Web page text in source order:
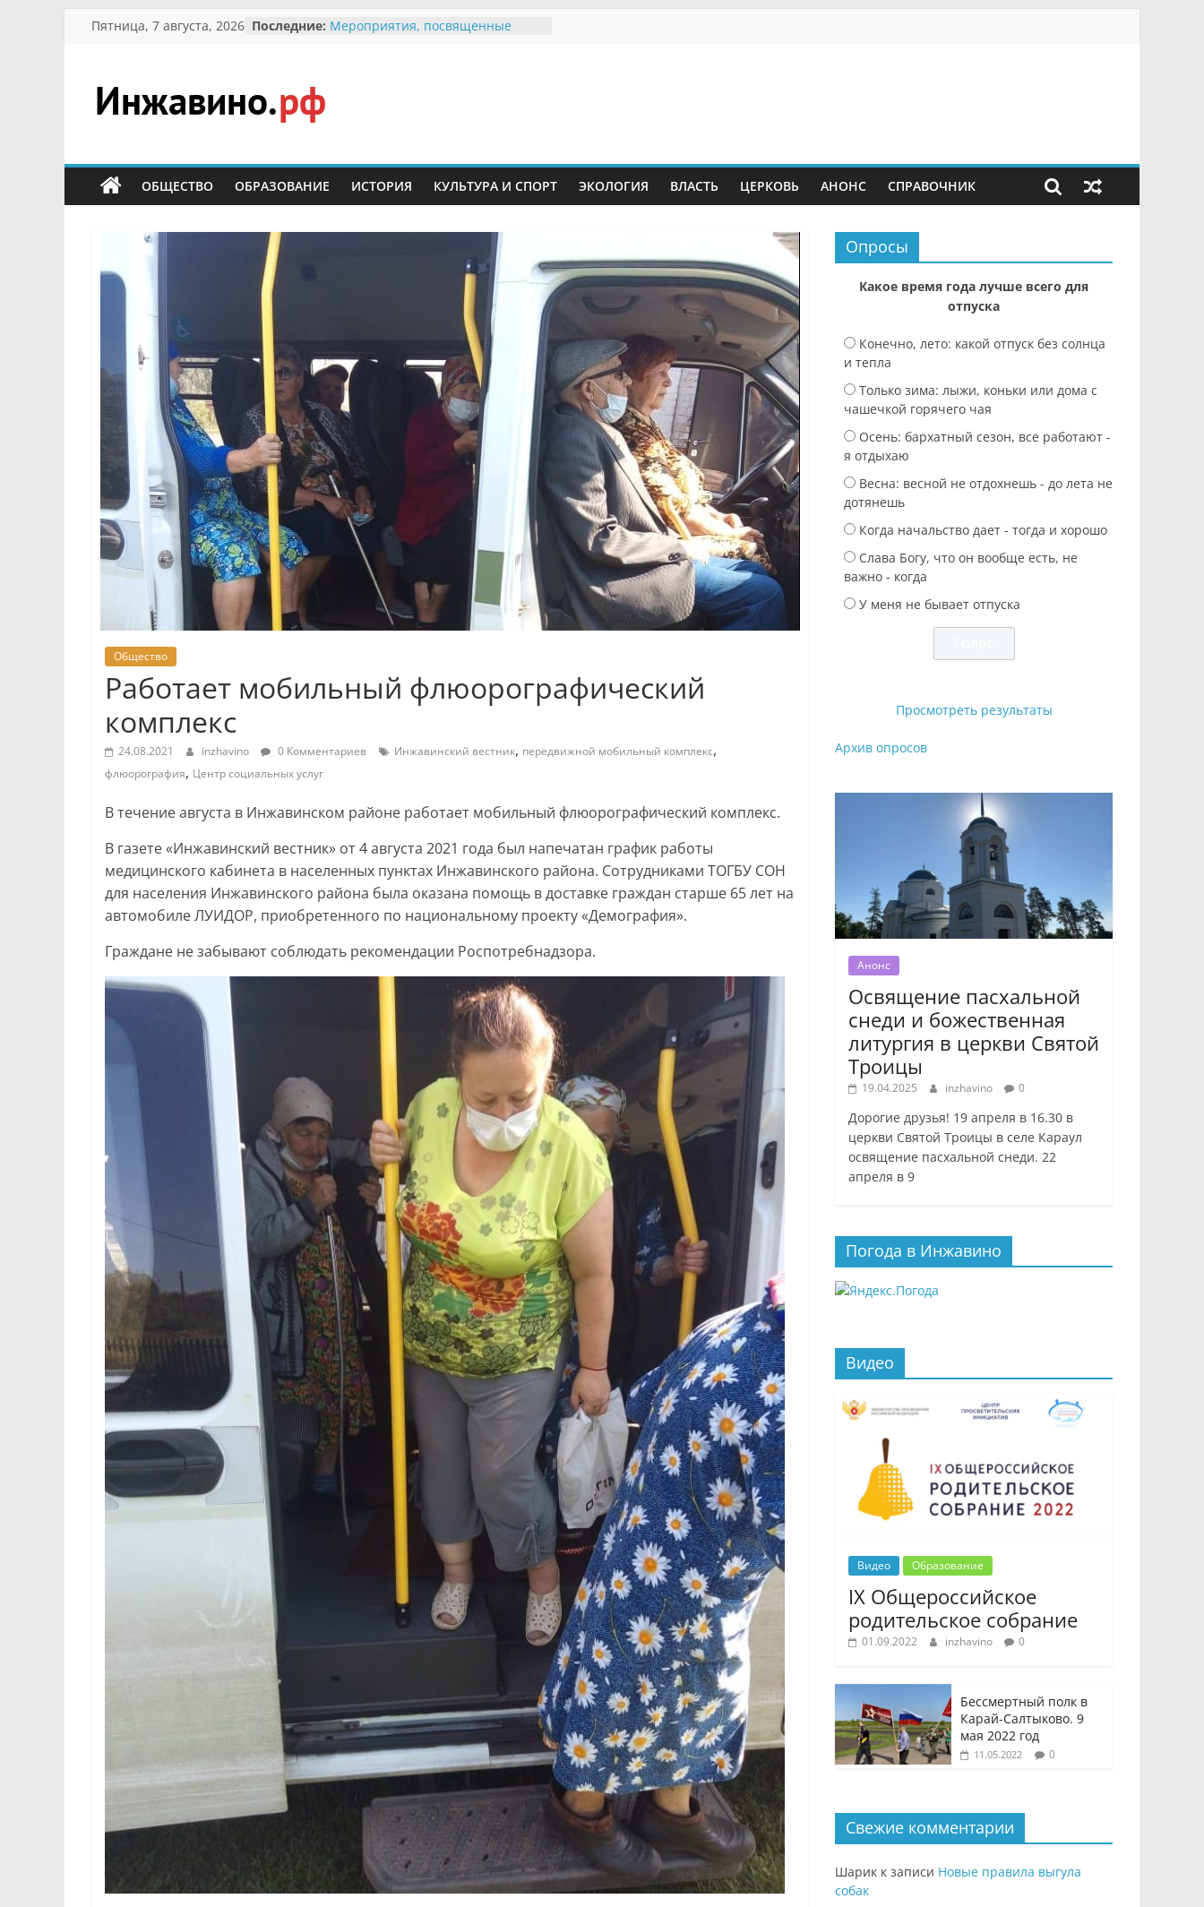
Перейти
Пятница, 7 августа, 2026 Последние: Мероприятия, посвященные
Безопасность в сети Интернет
Ученики приняли участие в
мероприятии «Сохраним
заповедника родились крапчатые
Инжавино.рф
сельский
портал
ОБЩЕСТВО ОБРАЗОВАНИЕ ИСТОРИЯ КУЛЬТУРА И СПОРТ ЭКОЛОГИЯ ВЛАСТЬ ЦЕРКОВЬ АНОНС СПРАВОЧНИК
Общество
Работает мобильный флюорографический
комплекс
24.08.2021 inzhavino 0 Комментариев Инжавинский вестник, передвижной мобильный комплекс,
флюорография, Центр социальных услуг
В течение августа в Инжавинском районе работает мобильный флюорографический комплекс.
В газете «Инжавинский вестник» от 4 августа 2021 года был напечатан график работы
медицинского кабинета в населенных пунктах Инжавинского района. Сотрудниками ТОГБУ СОН
для населения Инжавинского района была оказана помощь в доставке граждан старше 65 лет на
автомобиле ЛУИДОР, приобретенного по национальному проекту «Демография».
Граждане не забывают соблюдать рекомендации Роспотребнадзора.
Опросы
Какое время года лучше всего для
отпуска
Конечно, лето: какой отпуск без солнца
и тепла
Только зима: лыжи, коньки или дома с
чашечкой горячего чая
Осень: бархатный сезон, все работают -
я отдыхаю
Весна: весной не отдохнешь - до лета не
дотянешь
Когда начальство дает - тогда и хорошо
Слава Богу, что он вообще есть, не
важно - когда
У меня не бывает отпуска
Просмотреть результаты
Архив опросов
Анонс
Освящение пасхальной
снеди и божественная
литургия в церкви Святой
Троицы
19.04.2025 inzhavino 0
Дорогие друзья! 19 апреля в 16.30 в
церкви Святой Троицы в селе Караул
освящение пасхальной снеди. 22
апреля в 9
Погода в Инжавино
Видео
Видео Образование
IX Общероссийское
родительское собрание
01.09.2022 inzhavino 0
Бессмертный полк в
Карай-Салтыково. 9
мая 2022 год
11.05.2022 0
Свежие комментарии
Шарик к записи Новые правила выгула
собак